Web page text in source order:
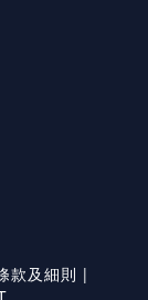
款及細則 |